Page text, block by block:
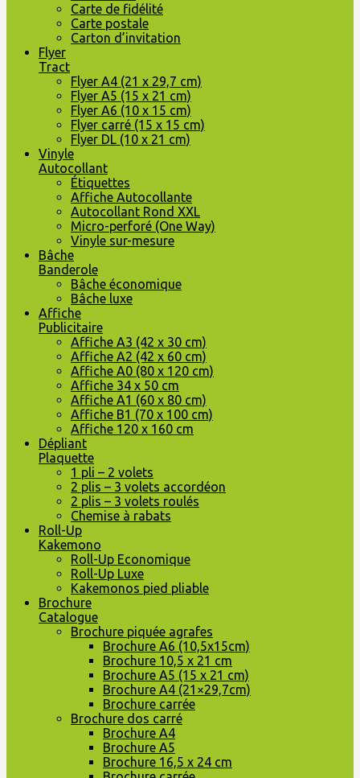
Carte de fidélité
Carte postale
Carton d’invitation
Flyer
Tract
Flyer A4 (21 x 29,7 cm)
Flyer A5 (15 x 21 cm)
Flyer A6 (10 x 15 cm)
Flyer carré (15 x 15 cm)
Flyer DL (10 x 21 cm)
Vinyle
Autocollant
Étiquettes
Affiche Autocollante
Autocollant Rond XXL
Micro-perforé (One Way)
Vinyle sur-mesure
Bâche
Banderole
Bâche économique
Bâche luxe
Affiche
Publicitaire
Affiche A3 (42 x 30 cm)
Affiche A2 (42 x 60 cm)
Affiche A0 (80 x 120 cm)
Affiche 34 x 50 cm
Affiche A1 (60 x 80 cm)
Affiche B1 (70 x 100 cm)
Affiche 120 x 160 cm
Dépliant
Plaquette
1 pli – 2 volets
2 plis – 3 volets accordéon
2 plis – 3 volets roulés
Chemise à rabats
Roll-Up
Kakemono
Roll-Up Economique
Roll-Up Luxe
Kakemonos pied pliable
Brochure
Catalogue
Brochure piquée agrafes
Brochure A6 (10,5x15cm)
Brochure 10,5 x 21 cm
Brochure A5 (15 x 21 cm)
Brochure A4 (21×29,7cm)
Brochure carrée
Brochure dos carré
Brochure A4
Brochure A5
Brochure 16,5 x 24 cm